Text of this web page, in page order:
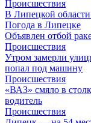
Происшествия
В Липецкой области
Погода в Липецке
Объявлен отбой
Происшествия
Утром замерли
попал под машину
Происшествия
«ВАЗ» смяло в
водитель
Происшествия